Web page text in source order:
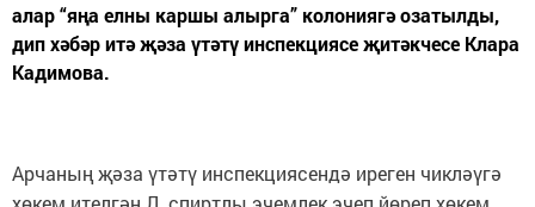
алар “яңа елны каршы алырга” колониягә озатылды,
дип хәбәр итә җәза үтәтү инспекциясе җитәкчесе Клара
Кадимова.
Арчаның җәза үтәтү инспекциясендә иреген чикләүгә